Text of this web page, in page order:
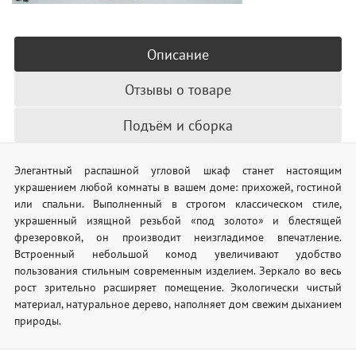
Описание
Отзывы о товаре
Подъём и сборка
Элегантный распашной угловой шкаф станет настоящим
украшением любой комнаты в вашем доме: прихожей, гостиной
или спальни. Выполненный в строгом классическом стиле,
украшенный изящной резьбой «под золото» и блестящей
фрезеровкой, он производит неизгладимое впечатление.
Встроенный небольшой комод увеличивают удобство
пользования стильным современным изделием. Зеркало во весь
рост зрительно расширяет помещение. Экологически чистый
материал, натуральное дерево, наполняет дом свежим дыханием
природы.